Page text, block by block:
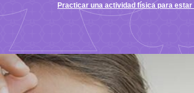
Practicar una actividad física para